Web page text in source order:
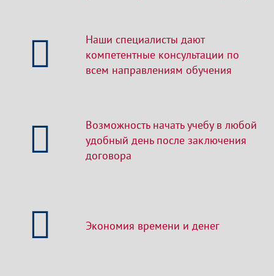
Наши специалисты дают
компетентные консультации по
всем направлениям обучения
Возможность начать учебу в любой
удобный день после заключения
договора
Экономия времени и денег